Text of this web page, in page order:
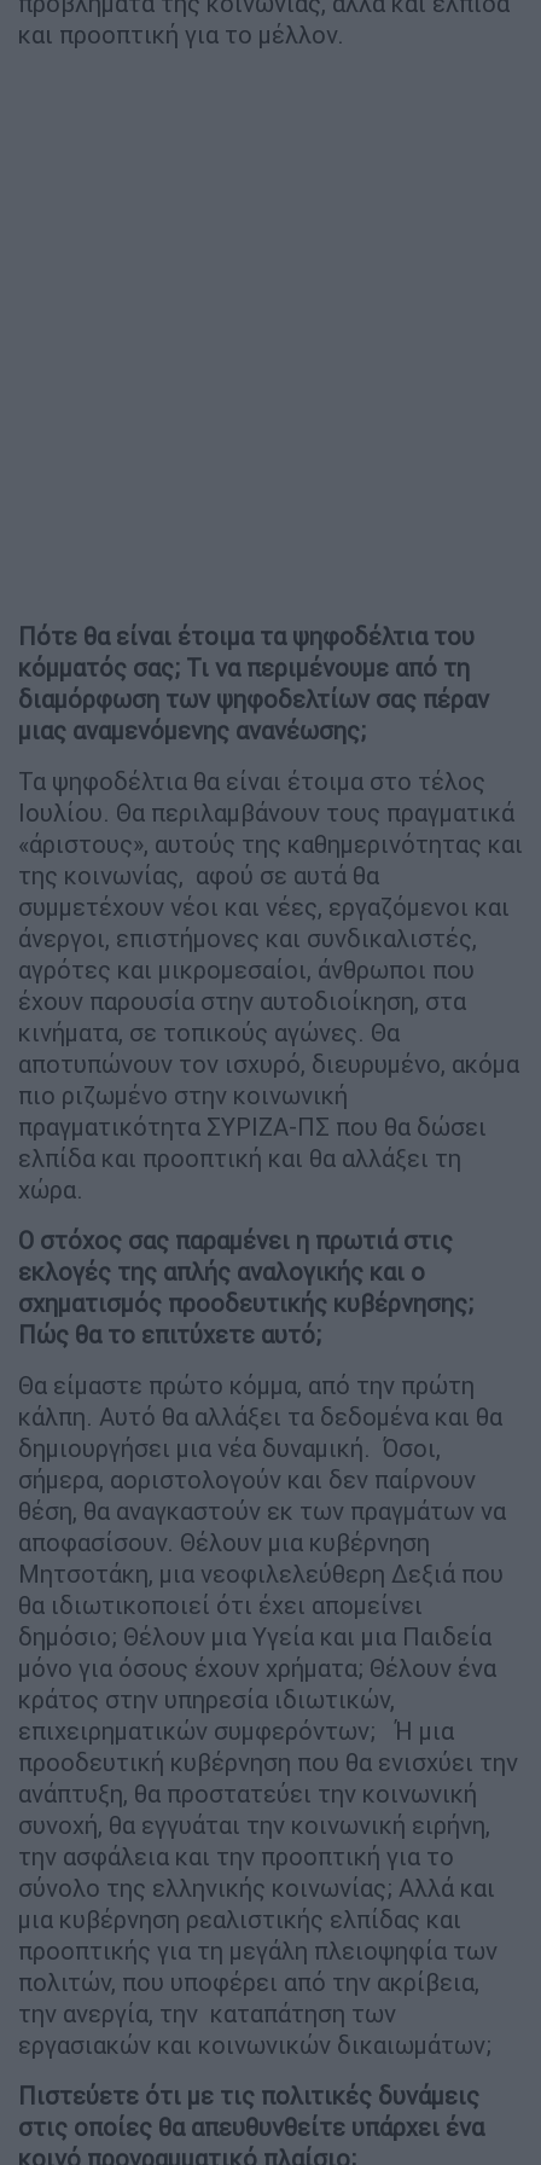
και προοπτική για το μέλλον.
Πότε θα είναι έτοιμα τα ψηφοδέλτια του
κόμματός σας; Τι να περιμένουμε από τη
διαμόρφωση των ψηφοδελτίων σας πέραν
μιας αναμενόμενης ανανέωσης;
Τα ψηφοδέλτια θα είναι έτοιμα στο τέλος
Ιουλίου. Θα περιλαμβάνουν τους πραγματικά
«άριστους», αυτούς της καθημερινότητας και
της κοινωνίας, αφού σε αυτά θα
συμμετέχουν νέοι και νέες, εργαζόμενοι και
άνεργοι, επιστήμονες και συνδικαλιστές,
αγρότες και μικρομεσαίοι, άνθρωποι που
έχουν παρουσία στην αυτοδιοίκηση, στα
κινήματα, σε τοπικούς αγώνες. Θα
αποτυπώνουν τον ισχυρό, διευρυμένο, ακόμα
πιο ριζωμένο στην κοινωνική
πραγματικότητα ΣΥΡΙΖΑ-ΠΣ που θα δώσει
ελπίδα και προοπτική και θα αλλάξει τη
χώρα.
Ο στόχος σας παραμένει η πρωτιά στις
εκλογές της απλής αναλογικής και ο
σχηματισμός προοδευτικής κυβέρνησης;
Πώς θα το επιτύχετε αυτό;
Θα είμαστε πρώτο κόμμα, από την πρώτη
κάλπη. Αυτό θα αλλάξει τα δεδομένα και θα
δημιουργήσει μια νέα δυναμική. Όσοι,
σήμερα, αοριστολογούν και δεν παίρνουν
θέση, θα αναγκαστούν εκ των πραγμάτων να
αποφασίσουν. Θέλουν μια κυβέρνηση
Μητσοτάκη, μια νεοφιλελεύθερη Δεξιά που
θα ιδιωτικοποιεί ότι έχει απομείνει
δημόσιο; Θέλουν μια Υγεία και μια Παιδεία
μόνο για όσους έχουν χρήματα; Θέλουν ένα
κράτος στην υπηρεσία ιδιωτικών,
επιχειρηματικών συμφερόντων; Ή μια
προοδευτική κυβέρνηση που θα ενισχύει την
ανάπτυξη, θα προστατεύει την κοινωνική
συνοχή, θα εγγυάται την κοινωνική ειρήνη,
την ασφάλεια και την προοπτική για το
σύνολο της ελληνικής κοινωνίας; Αλλά και
μια κυβέρνηση ρεαλιστικής ελπίδας και
προοπτικής για τη μεγάλη πλειοψηφία των
πολιτών, που υποφέρει από την ακρίβεια,
την ανεργία, την καταπάτηση των
εργασιακών και κοινωνικών δικαιωμάτων;
Πιστεύετε ότι με τις πολιτικές δυνάμεις
στις οποίες θα απευθυνθείτε υπάρχει ένα
κοινό προγραμματικό πλαίσιο;